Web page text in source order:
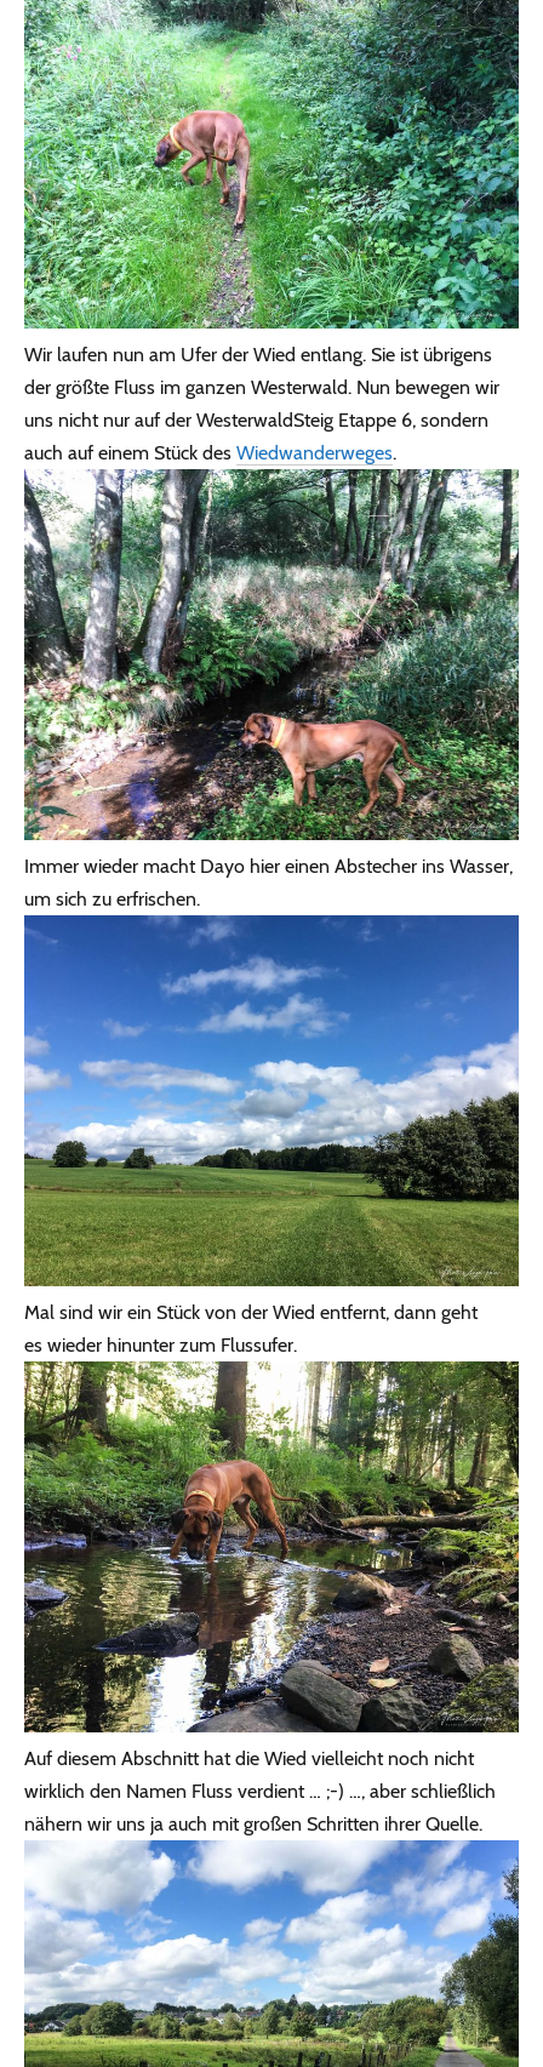
Wir laufen nun am Ufer der Wied entlang. Sie ist übrigens
der größte Fluss im ganzen Westerwald. Nun bewegen wir
uns nicht nur auf der WesterwaldSteig Etappe 6, sondern
auch auf einem Stück des Wiedwanderweges.
Immer wieder macht Dayo hier einen Abstecher ins Wasser,
um sich zu erfrischen.
Mal sind wir ein Stück von der Wied entfernt, dann geht
es wieder hinunter zum Flussufer.
Auf diesem Abschnitt hat die Wied vielleicht noch nicht
wirklich den Namen Fluss verdient … ;-) …, aber schließlich
nähern wir uns ja auch mit großen Schritten ihrer Quelle.